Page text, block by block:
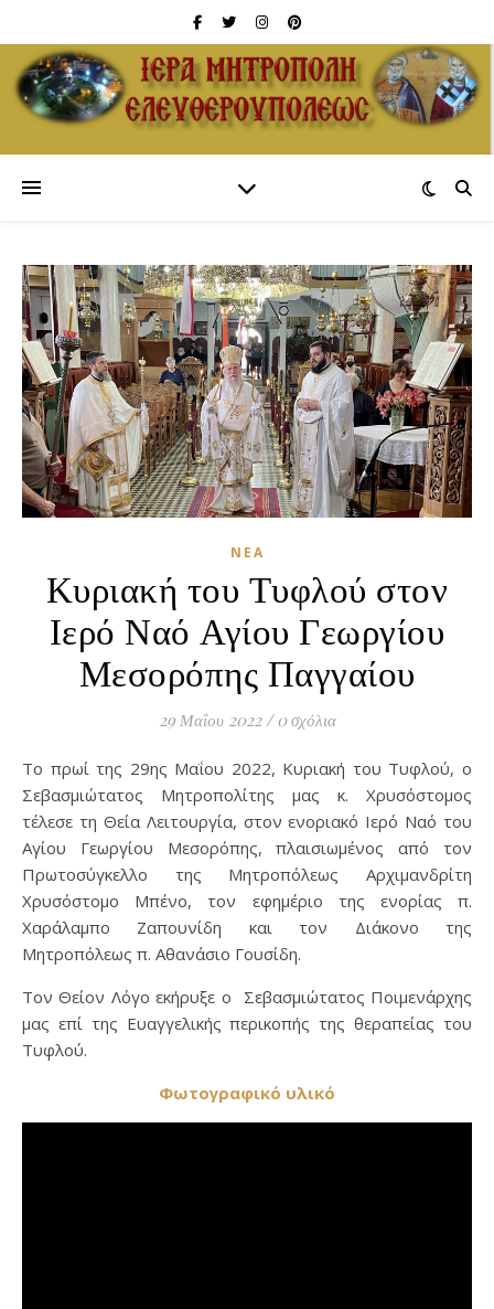
ΝΈΑ
Κυριακή του Τυφλού στον
Ιερό Ναό Αγίου Γεωργίου
Μεσορόπης Παγγαίου
29 Μαΐου 2022 / 0 σχόλια
Το πρωί της 29ης Μαΐου 2022, Κυριακή του Τυφλού, ο
Σεβασμιώτατος Μητροπολίτης μας κ. Χρυσόστομος
τέλεσε τη Θεία Λειτουργία, στον ενοριακό Ιερό Ναό του
Αγίου Γεωργίου Μεσορόπης, πλαισιωμένος από τον
Πρωτοσύγκελλο της Μητροπόλεως Αρχιμανδρίτη
Χρυσόστομο Μπένο, τον εφημέριο της ενορίας π.
Χαράλαμπο Ζαπουνίδη και τον Διάκονο της
Μητροπόλεως π. Αθανάσιο Γουσίδη.
Τον Θείον Λόγο εκήρυξε ο Σεβασμιώτατος Ποιμενάρχης
μας επί της Ευαγγελικής περικοπής της θεραπείας του
Τυφλού.
Φωτογραφικό υλικό